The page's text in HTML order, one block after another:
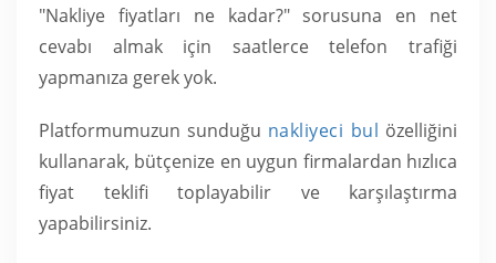
"Nakliye fiyatları ne kadar?" sorusuna en net
cevabı almak için saatlerce telefon trafiği
yapmanıza gerek yok.
Platformumuzun sunduğu nakliyeci bul özelliğini
kullanarak, bütçenize en uygun firmalardan hızlıca
fiyat teklifi toplayabilir ve karşılaştırma
yapabilirsiniz.